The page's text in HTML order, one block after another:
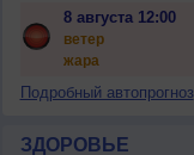
8 августа 12:00
ветер
жара
Подробный автопрогноз
ЗДОРОВЬЕ